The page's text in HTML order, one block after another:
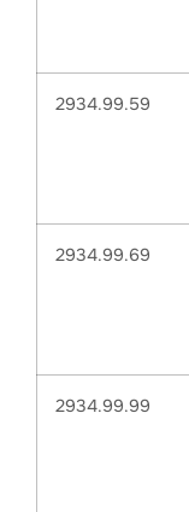
2934.99.59
2934.99.69
2934.99.99